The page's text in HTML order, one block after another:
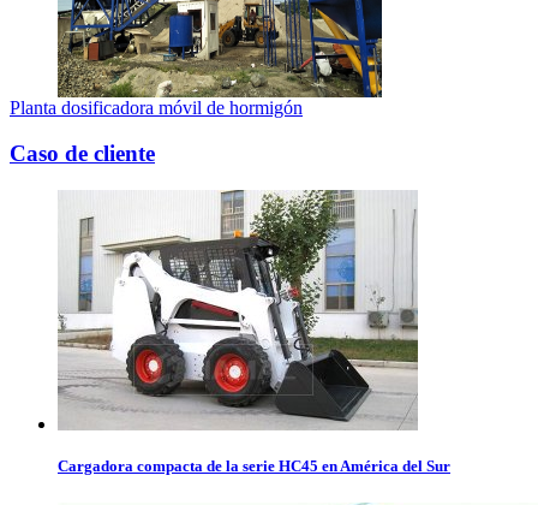
Planta dosificadora móvil de hormigón
Caso de cliente
Cargadora compacta de la serie HC45 en América del Sur